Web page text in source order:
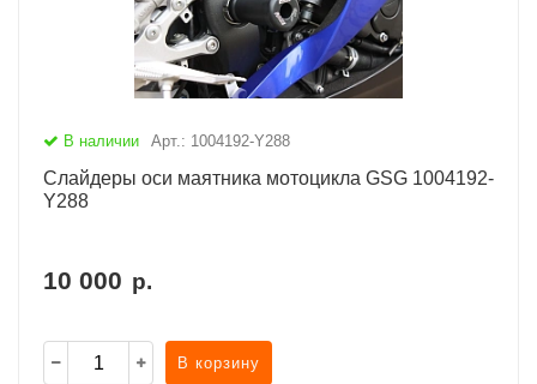
В наличии Арт.: 1004192-Y288
Слайдеры оси маятника мотоцикла GSG 1004192-
Y288
10 000 р.
В корзину